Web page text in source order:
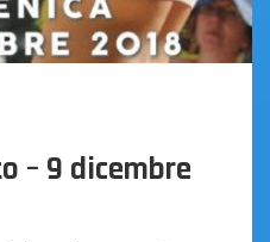
– 9 dicembre